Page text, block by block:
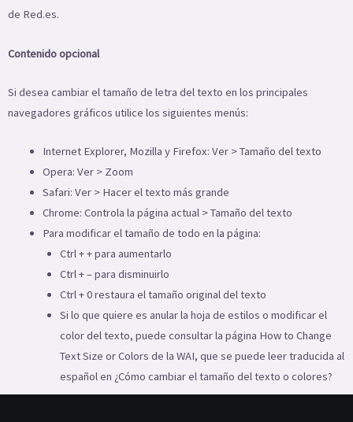
de Red.es.
Contenido opcional
Si desea cambiar el tamaño de letra del texto en los principales
navegadores gráficos utilice los siguientes menús:
Internet Explorer, Mozilla y Firefox: Ver > Tamaño del texto
Opera: Ver > Zoom
Safari: Ver > Hacer el texto más grande
Chrome: Controla la página actual > Tamaño del texto
Para modificar el tamaño de todo en la página:
Ctrl + + para aumentarlo
Ctrl + – para disminuirlo
Ctrl + 0 restaura el tamaño original del texto
Si lo que quiere es anular la hoja de estilos o modificar el
color del texto, puede consultar la página How to Change
Text Size or Colors de la WAI, que se puede leer traducida al
español en ¿Cómo cambiar el tamaño del texto o colores?